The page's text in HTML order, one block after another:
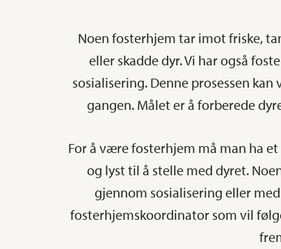
Noen fosterhjem tar imot friske,
eller skadde dyr. Vi har også
sosialisering. Denne prosessen
gangen. Målet er å forberede
For å være fosterhjem må man ha
og lyst til å stelle med dyret.
gjennom sosialisering eller
fosterhjemskoordinator som vil